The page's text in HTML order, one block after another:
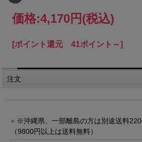
価格:4,170円(税込)
[ポイント還元 41ポイント～]
注文
※沖縄県、一部離島の方は別途送料
（9800円以上は送料無料）